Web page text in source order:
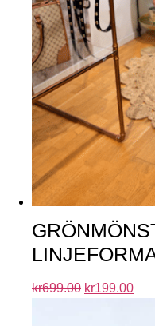
kr699.00 kr199.00